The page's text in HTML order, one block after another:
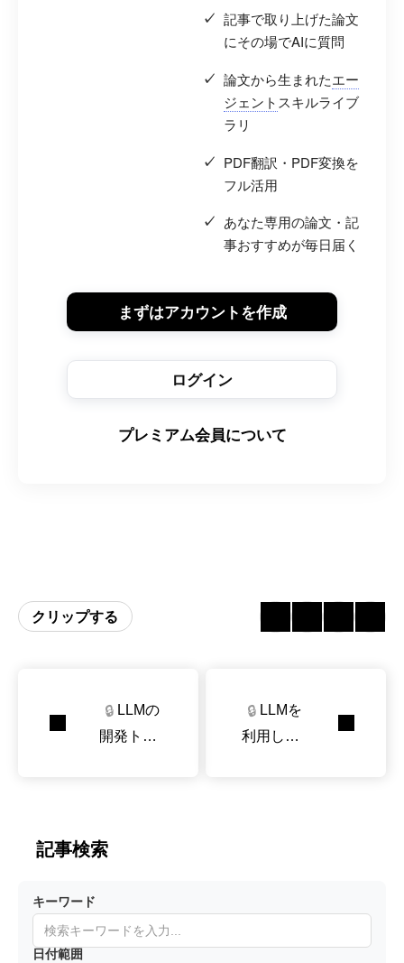
記事で取り上げた論文
にその場でAIに質問
論文から生まれたエー
ジェント スキルライブ
ラリ
PDF翻訳・PDF変換を
フル活用
あなた専用の論文・記
事おすすめが毎日届く
まずはアカウントを作成
ログイン
プレミアム会員について
クリップする
🔒 LLMの
開発トレ
『密度化
の法則』
『能力密
度』の概
🔒 LLMを
利用した
記事検索
キーワード
日付範囲